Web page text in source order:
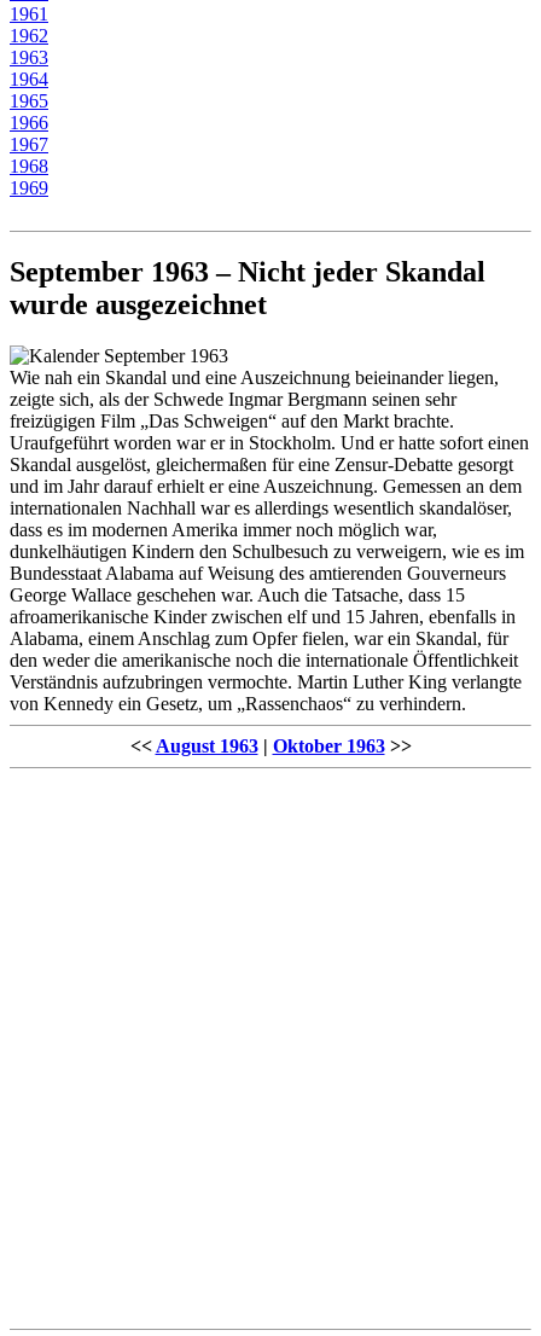
1961
1962
1963
1964
1965
1966
1967
1968
1969
September 1963 – Nicht jeder Skandal
wurde ausgezeichnet
Wie nah ein Skandal und eine Auszeichnung beieinander liegen,
zeigte sich, als der Schwede Ingmar Bergmann seinen sehr
freizügigen Film „Das Schweigen“ auf den Markt brachte.
Uraufgeführt worden war er in Stockholm. Und er hatte sofort einen
Skandal ausgelöst, gleichermaßen für eine Zensur-Debatte gesorgt
und im Jahr darauf erhielt er eine Auszeichnung. Gemessen an dem
internationalen Nachhall war es allerdings wesentlich skandalöser,
dass es im modernen Amerika immer noch möglich war,
dunkelhäutigen Kindern den Schulbesuch zu verweigern, wie es im
Bundesstaat Alabama auf Weisung des amtierenden Gouverneurs
George Wallace geschehen war. Auch die Tatsache, dass 15
afroamerikanische Kinder zwischen elf und 15 Jahren, ebenfalls in
Alabama, einem Anschlag zum Opfer fielen, war ein Skandal, für
den weder die amerikanische noch die internationale Öffentlichkeit
Verständnis aufzubringen vermochte. Martin Luther King verlangte
von Kennedy ein Gesetz, um „Rassenchaos“ zu verhindern.
<< August 1963| Oktober 1963>>